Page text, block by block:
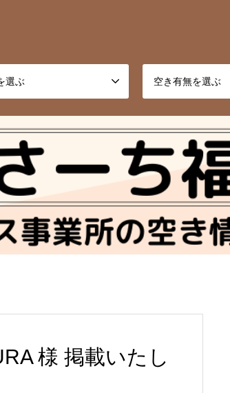
選ぶ 空き有無を選ぶ
様 掲載いたし